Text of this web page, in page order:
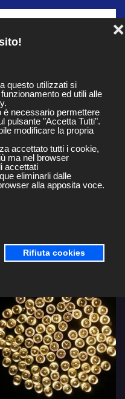
questo utilizzati si
ed utili alle
è necessario permettere
pulsante "Accetta Tutti".
modificare la propria
accettato tutti i cookie,
ma nel browser
accettati
eliminarli dalle
alla apposita voce.
Rifiuta cookies
❌
Solar
Lights